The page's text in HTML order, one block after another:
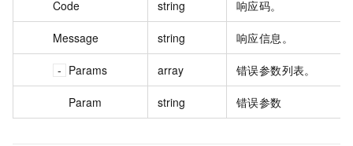
Code string 响应码。
Message string 响应信息。
Params array 错误参数列表。
Param string 错误参数